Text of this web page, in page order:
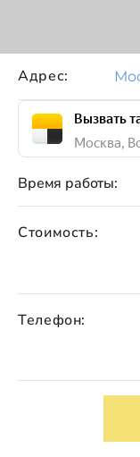
Стоимость:
Время работы:
Телефон:
Адрес:
Вызвать